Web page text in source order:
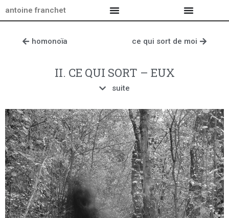
antoine franchet
homonoïa ce qui sort de moi
II. CE QUI SORT – EUX
suite